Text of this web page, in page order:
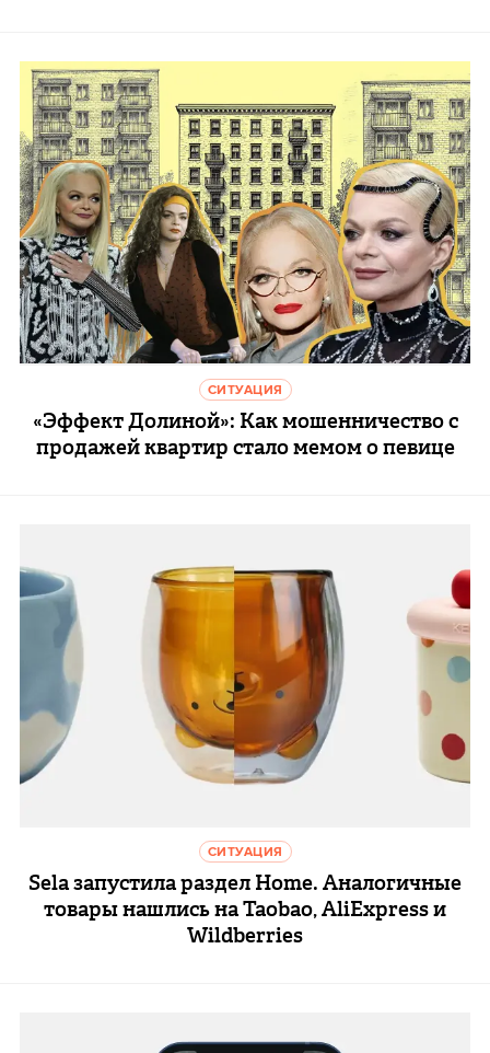
СИТУАЦИЯ
«Эффект Долиной»: Как мошенничество с
продажей квартир стало мемом о певице
СИТУАЦИЯ
Sela запустила раздел Home. Аналогичные
товары нашлись на Taobao, AliExpress и
Wildberries